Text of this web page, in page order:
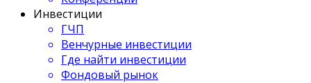
Инвестиции
ГЧП
Венчурные инвестиции
Где найти инвестиции
Фондовый рынок